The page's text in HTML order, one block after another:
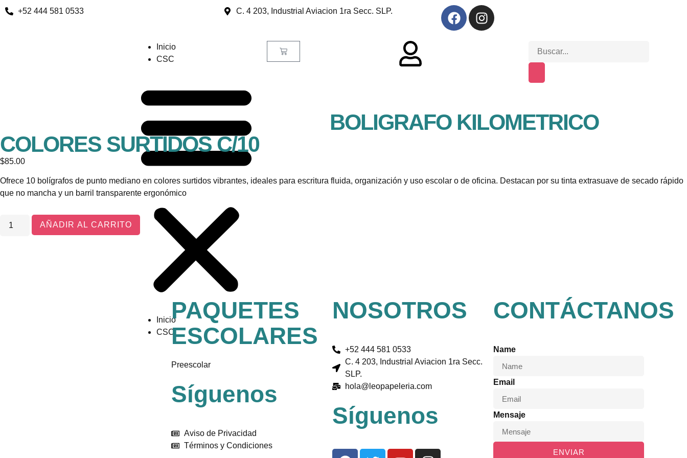
+52 444 581 0533 C. 4 203, Industrial Aviacion 1ra Secc. SLP.
Inicio
CSC
Inicio
CSC
BOLIGRAFO KILOMETRICO
COLORES SURTIDOS C/10
$85.00
Ofrece 10 bolígrafos de punto mediano en colores surtidos vibrantes, ideales para escritura fluida, organización y uso escolar o de oficina. Destacan por su tinta extrasuave de secado rápido
que no mancha y un barril transparente ergonómico
AÑADIR AL CARRITO
PAQUETES
ESCOLARES
Preescolar
Síguenos
Aviso de Privacidad
Términos y Condiciones
NOSOTROS
+52 444 581 0533
C. 4 203, Industrial Aviacion 1ra Secc.
SLP.
hola@leopapeleria.com
Síguenos
CONTÁCTANOS
Name
Email
Mensaje
ENVIAR